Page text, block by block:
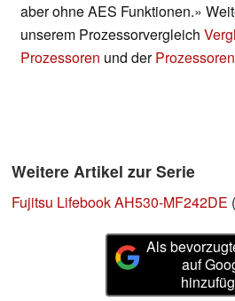
aber ohne AES Funktionen.»
unserem Prozessorvergleich
Prozessoren und der
Weitere Artikel zur Serie
Fujitsu Lifebook AH530-MF242DE (
Als
auf